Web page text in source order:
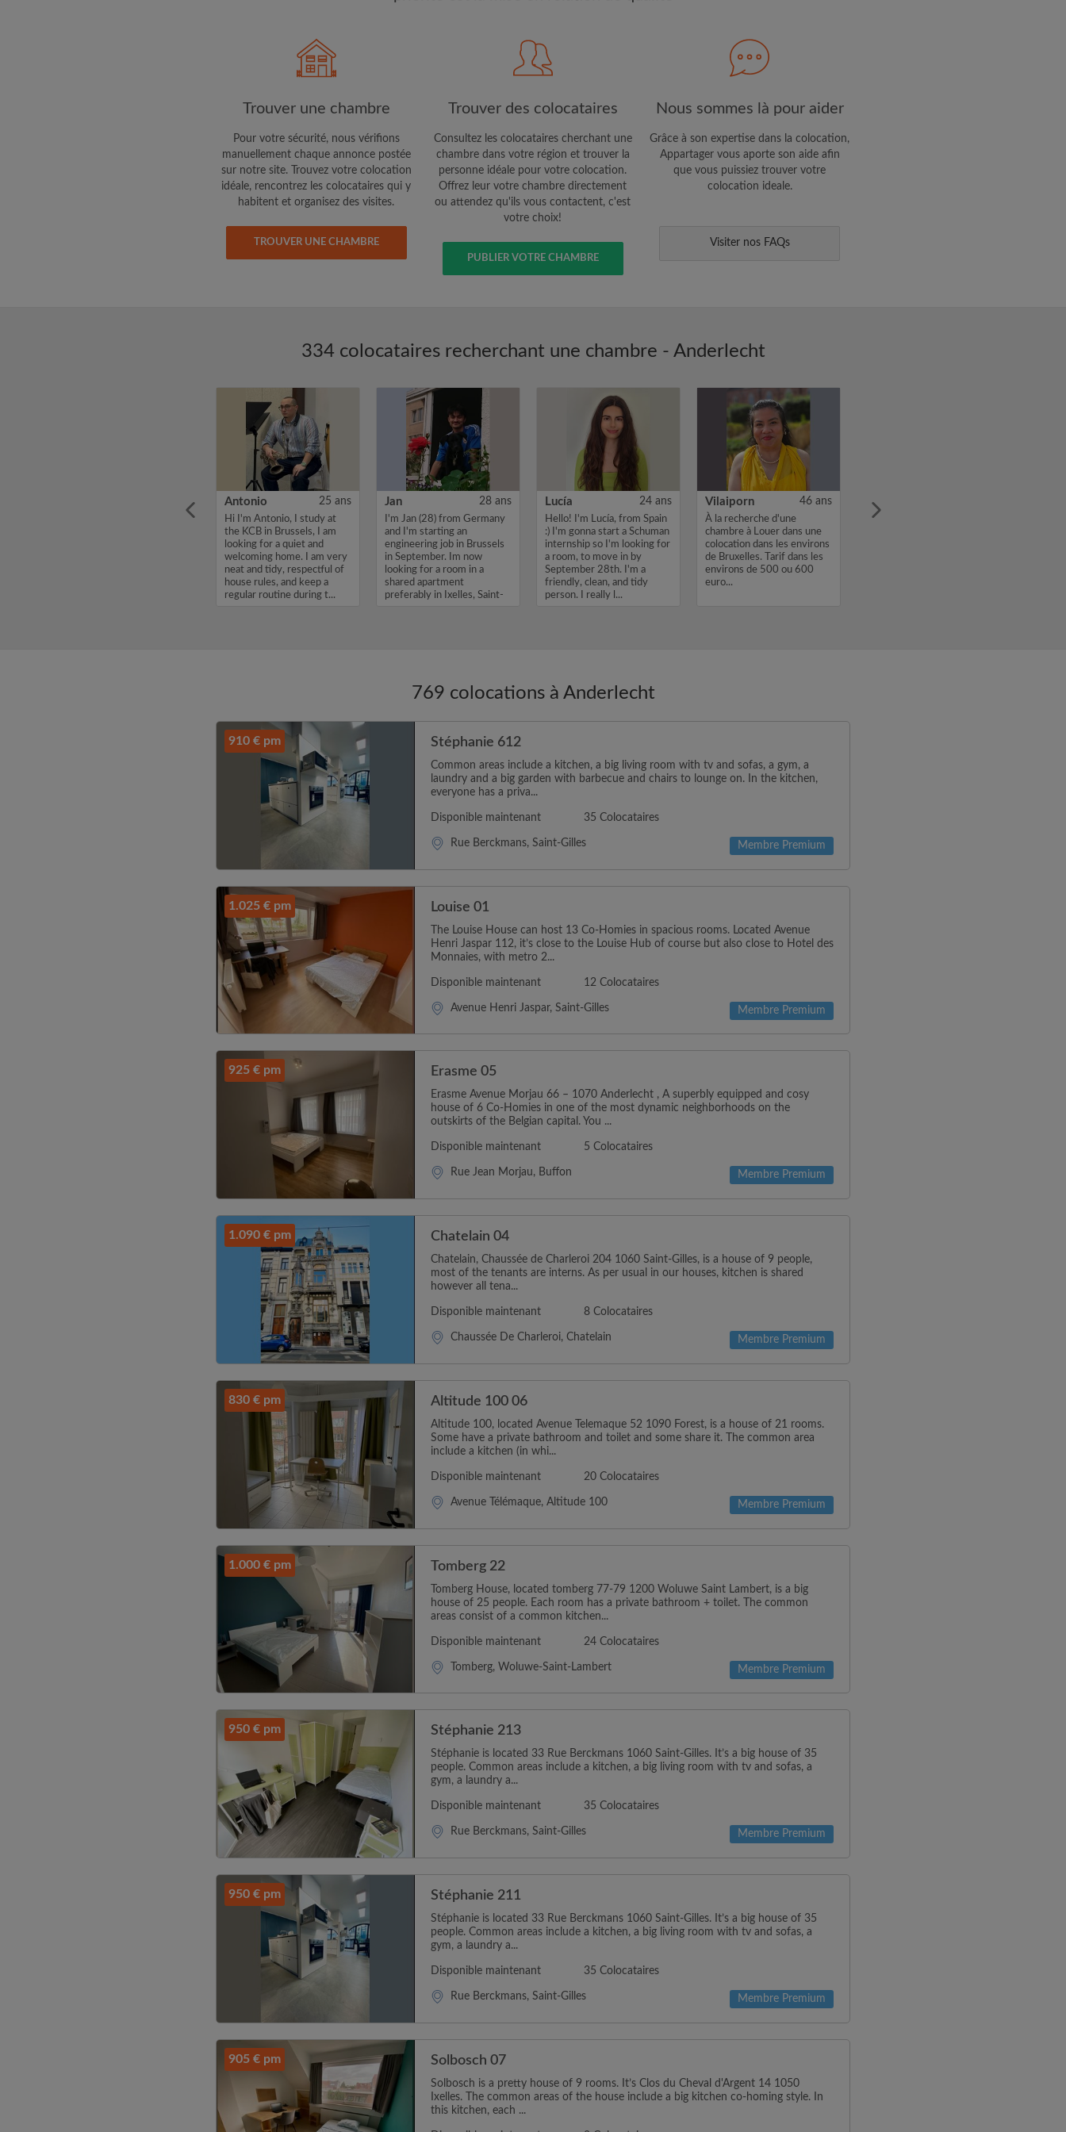
CRÉER PROFIL
jour du compte par e-mail
Trouver une chambre
Pour votre sécurité, nous vérifions
manuellement chaque annonce postée
sur notre site. Trouvez votre colocation
idéale, rencontrez les colocataires qui y
habitent et organisez des visites.
TROUVER UNE CHAMBRE
Trouver des colocataires
Consultez les colocataires cherchant une
chambre dans votre région et trouver la
personne idéale pour votre colocation.
Offrez leur votre chambre directement
ou attendez qu'ils vous contactent, c'est
votre choix!
PUBLIER VOTRE CHAMBRE
Nous sommes là pour aider
Grâce à son expertise dans la colocation,
Appartager vous aporte son aide afin
que vous puissiez trouver votre
colocation ideale.
Visiter nos FAQs
334 colocataires recherchant une chambre - Anderlecht
Antonio 25 ans
Hi I'm Antonio, I study at
the KCB in Brussels, I am
looking for a quiet and
welcoming home. I am very
neat and tidy, respectful of
house rules, and keep a
regular routine during t...
Jan 28 ans
I'm Jan (28) from Germany
and I'm starting an
engineering job in Brussels
in September. Im now
looking for a room in a
shared apartment
preferably in Ixelles, Saint-
Lucía 24 ans
Hello! I'm Lucía, from Spain
:) I'm gonna start a Schuman
internship so I'm looking for
a room, to move in by
September 28th. I'm a
friendly, clean, and tidy
person. I really l...
Vilaiporn 46 ans
À la recherche d'une
chambre à Louer dans une
colocation dans les environs
de Bruxelles. Tarif dans les
environs de 500 ou 600
euro...
769 colocations à Anderlecht
910 € pm Stéphanie 612
Common areas include a kitchen, a big living room with tv and sofas, a gym, a
laundry and a big garden with barbecue and chairs to lounge on. In the kitchen,
everyone has a priva...
Disponible maintenant 35 Colocataires
Rue Berckmans, Saint-Gilles Membre Premium
1.025 € pm Louise 01
The Louise House can host 13 Co-Homies in spacious rooms. Located Avenue
Henri Jaspar 112, it’s close to the Louise Hub of course but also close to Hotel des
Monnaies, with metro 2...
Disponible maintenant 12 Colocataires
Avenue Henri Jaspar, Saint-Gilles Membre Premium
925 € pm Erasme 05
Erasme Avenue Morjau 66 – 1070 Anderlecht , A superbly equipped and cosy
house of 6 Co-Homies in one of the most dynamic neighborhoods on the
outskirts of the Belgian capital. You ...
Disponible maintenant 5 Colocataires
Rue Jean Morjau, Buffon Membre Premium
1.090 € pm Chatelain 04
Chatelain, Chaussée de Charleroi 204 1060 Saint-Gilles, is a house of 9 people,
most of the tenants are interns. As per usual in our houses, kitchen is shared
however all tena...
Disponible maintenant 8 Colocataires
Chaussée De Charleroi, Chatelain Membre Premium
830 € pm Altitude 100 06
Altitude 100, located Avenue Telemaque 52 1090 Forest, is a house of 21 rooms.
Some have a private bathroom and toilet and some share it. The common area
include a kitchen (in whi...
Disponible maintenant 20 Colocataires
Avenue Télémaque, Altitude 100 Membre Premium
1.000 € pm Tomberg 22
Tomberg House, located tomberg 77-79 1200 Woluwe Saint Lambert, is a big
house of 25 people. Each room has a private bathroom + toilet. The common
areas consist of a common kitchen...
Disponible maintenant 24 Colocataires
Tomberg, Woluwe-Saint-Lambert Membre Premium
950 € pm Stéphanie 213
Stéphanie is located 33 Rue Berckmans 1060 Saint-Gilles. It’s a big house of 35
people. Common areas include a kitchen, a big living room with tv and sofas, a
gym, a laundry a...
Disponible maintenant 35 Colocataires
Rue Berckmans, Saint-Gilles Membre Premium
950 € pm Stéphanie 211
Stéphanie is located 33 Rue Berckmans 1060 Saint-Gilles. It’s a big house of 35
people. Common areas include a kitchen, a big living room with tv and sofas, a
gym, a laundry a...
Disponible maintenant 35 Colocataires
Rue Berckmans, Saint-Gilles Membre Premium
905 € pm Solbosch 07
Solbosch is a pretty house of 9 rooms. It’s Clos du Cheval d'Argent 14 1050
Ixelles. The common areas of the house include a big kitchen co-homing style. In
this kitchen, each ...